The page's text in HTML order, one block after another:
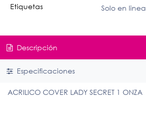
Etiquetas Solo en linea
Descripción
Especificaciones
ACRILICO COVER LADY SECRET 1 ONZA